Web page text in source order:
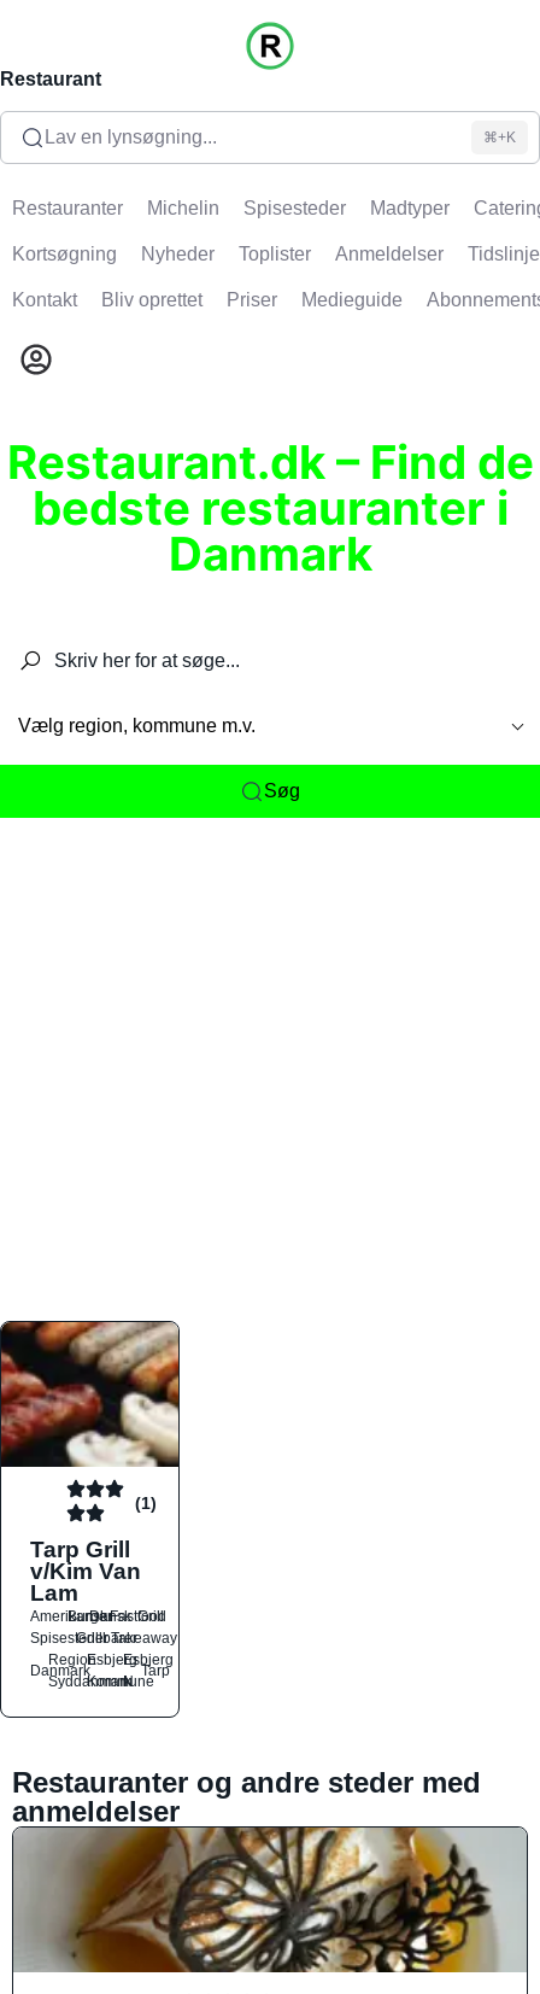
Restaurant
Lav en lynsøgning... ⌘+K
Restauranter Michelin Spisesteder Madtyper
Kortsøgning Nyheder Toplister Anmeldelser Tidslinje
Kontakt Bliv oprettet Priser Medieguide
Restaurant.dk – Find de
bedste restauranter i
Danmark
Vælg region, kommune m.v.
Søg
(1)
Tarp Grill
v/Kim Van
Lam
Amerikansk
BurgerDanskFastfood
Grill
SpisestederGrillbarerTakeaway
Danmark
Region
Syddanmark
Esbjerg
Kommune
Esbjerg
N
Tarp
Restauranter og andre steder med
anmeldelser